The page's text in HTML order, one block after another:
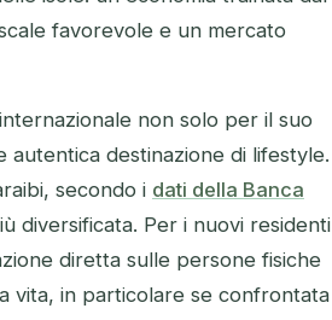
favorevole e un mercato
non solo per il suo
autentica destinazione di lifestyle.
secondo i dati della Banca
diversificata. Per i nuovi residenti
diretta sulle persone fisiche
vita, in particolare se confrontata